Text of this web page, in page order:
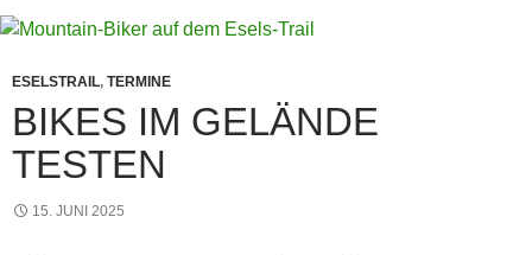
ESELSTRAIL, TERMINE
BIKES IM GELÄNDE
TESTEN
15. JUNI 2025